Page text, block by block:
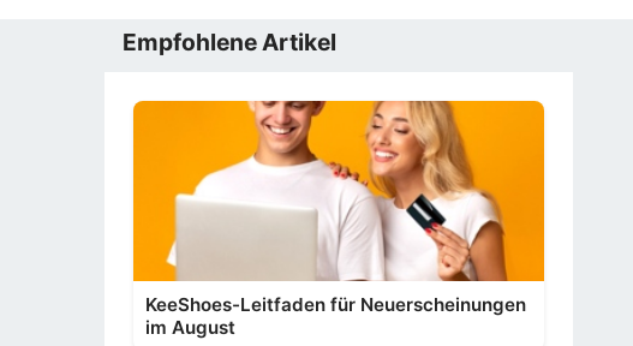
Empfohlene Artikel
KeeShoes-Leitfaden für Neuerscheinungen
im August